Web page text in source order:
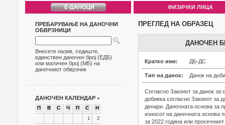
ФИЗИЧКИ ЛИЦА
ПРЕБАРУВАЊЕ НА ДАНОЧНИ
ОБВРЗНИЦИ
Внесете назив, седиште,
единствен даночен број (ЕДБ)
или матичен број (МБ) на
даночниот обврзник
ДАНОЧЕН КАЛЕНДАР »
П В С Ч П С
Н
1
2
ПРЕГЛЕД НА ОБРАЗЕЦ
ДАНОЧЕН
Кратко име: ДБ-ДС
Тип на данок: Данок на
Согласно Законот за данок за
добивка согласно Законот за
денари. Даночната основа за
износот на даночната основа
за 2022 година или